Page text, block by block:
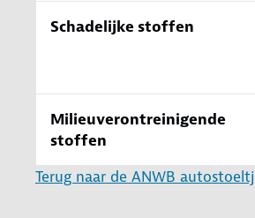
Schadelijke stoffen
Milieuverontreinigende
stoffen
Terug naar de ANWB